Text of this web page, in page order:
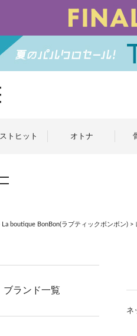
トヒット オトナ
La boutique BonBon(ラブティックボンボン) >
ネ
ブランド一覧